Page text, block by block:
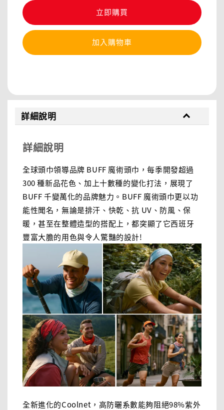
立即購買
加入購物車
詳細說明
詳細說明
全球頭巾領導品牌 BUFF 魔術頭巾，每季開發超過
300 種新品花色、加上十數種的變化打法，展現了
BUFF 千變萬化的品牌魅力。BUFF 魔術頭巾更以功
能性聞名，無論是排汗、快乾、抗 UV、防風、保
暖，甚至在整體造型的搭配上，都突顯了它西班牙
豐富大膽的用色與令人驚豔的設計!
全新進化的Coolnet，高防曬系數能夠阻絕98%紫外